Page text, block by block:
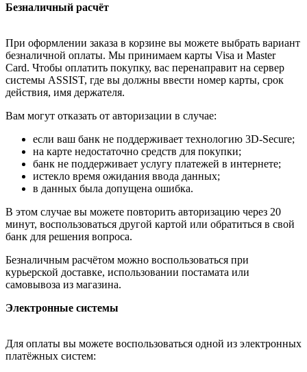
Безналичный расчёт
При оформлении заказа в корзине вы можете выбрать вариант
безналичной оплаты. Мы принимаем карты Visa и Master
Card. Чтобы оплатить покупку, вас перенаправит на сервер
системы ASSIST, где вы должны ввести номер карты, срок
действия, имя держателя.
Вам могут отказать от авторизации в случае:
если ваш банк не поддерживает технологию 3D-Secure;
на карте недостаточно средств для покупки;
банк не поддерживает услугу платежей в интернете;
истекло время ожидания ввода данных;
в данных была допущена ошибка.
В этом случае вы можете повторить авторизацию через 20
минут, воспользоваться другой картой или обратиться в свой
банк для решения вопроса.
Безналичным расчётом можно воспользоваться при
курьерской доставке, использовании постамата или
самовывоза из магазина.
Электронные системы
Для оплаты вы можете воспользоваться одной из электронных
платёжных систем: